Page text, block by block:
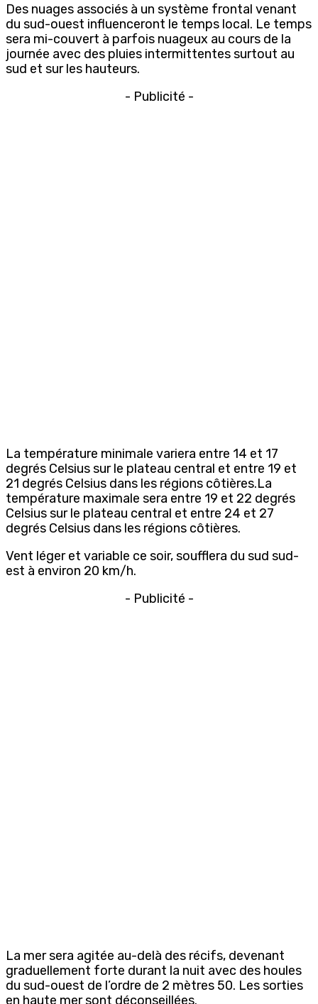
Des nuages associés à un système frontal venant
du sud-ouest influenceront le temps local. Le temps
sera mi-couvert à parfois nuageux au cours de la
journée avec des pluies intermittentes surtout au
sud et sur les hauteurs.
- Publicité -
La température minimale variera entre 14 et 17
degrés Celsius sur le plateau central et entre 19 et
21 degrés Celsius dans les régions côtières.La
température maximale sera entre 19 et 22 degrés
Celsius sur le plateau central et entre 24 et 27
degrés Celsius dans les régions côtières.
Vent léger et variable ce soir, soufflera du sud sud-
est à environ 20 km/h.
- Publicité -
La mer sera agitée au-delà des récifs, devenant
graduellement forte durant la nuit avec des houles
du sud-ouest de l’ordre de 2 mètres 50. Les sorties
en haute mer sont déconseillées.